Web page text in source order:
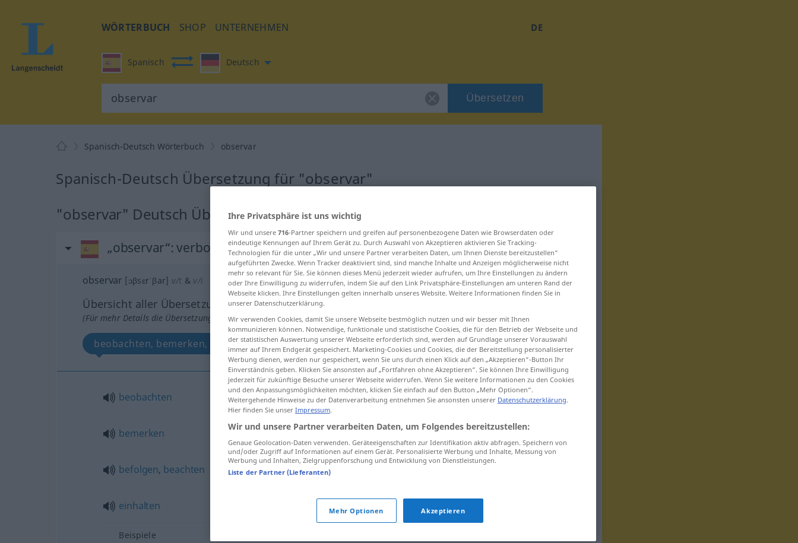
WÖRTERBUCH SHOP UNTERNEHMEN DE
Spanisch Deutsch
Übersetzen
Spanisch-Deutsch Wörterbuch observar
Spanisch-Deutsch Übersetzung für "observar"
"observar" Deutsch Übersetzung
„observar“: verbo transitivo | verbo intransitivo
observar [ɔβsɛrˈβar] v/t & v/i
Übersicht aller Übersetzungen
(Für mehr Details die Übersetzung anklicken/antippen)
beobachten, bemerken, befolgen, beachten, einhalten
beobachten observar
bemerken observar(≈ advertir)
befolgen, beachten
einhalten observar
Beispiele
Ihre Privatsphäre ist uns wichtig
Wir und unsere 716-Partner speichern und greifen auf personenbezogene Daten wie Browserdaten oder
eindeutige Kennungen auf Ihrem Gerät zu. Durch Auswahl von Akzeptieren aktivieren Sie Tracking-
Technologien für die unter „Wir und unsere Partner verarbeiten Daten, um Ihnen Dienste bereitzustellen“
aufgeführten Zwecke. Wenn Tracker deaktiviert sind, sind manche Inhalte und Anzeigen möglicherweise nicht
mehr so relevant für Sie. Sie können dieses Menü jederzeit wieder aufrufen, um Ihre Einstellungen zu ändern
oder Ihre Einwilligung zu widerrufen, indem Sie auf den Link Privatsphäre-Einstellungen am unteren Rand der
Webseite klicken. Ihre Einstellungen gelten innerhalb unseres Website. Weitere Informationen finden Sie in
unserer Datenschutzerklärung.
Wir verwenden Cookies, damit Sie unsere Webseite bestmöglich nutzen und wir besser mit Ihnen
kommunizieren können. Notwendige, funktionale und statistische Cookies, die für den Betrieb der Webseite und
der statistischen Auswertung unserer Webseite erforderlich sind, werden auf Grundlage unserer Vorauswahl
immer auf Ihrem Endgerät gespeichert. Marketing-Cookies und Cookies, die der Bereitstellung personalisierter
Werbung dienen, werden nur gespeichert, wenn Sie uns durch einen Klick auf den „Akzeptieren“-Button Ihr
Einverständnis geben. Klicken Sie ansonsten auf „Fortfahren ohne Akzeptieren“. Sie können Ihre Einwilligung
jederzeit für zukünftige Besuche unserer Webseite widerrufen. Wenn Sie weitere Informationen zu den Cookies
und den Anpassungsmöglichkeiten möchten, klicken Sie einfach auf den Button „Mehr Optionen“.
Weitergehende Hinweise zu der Datenverarbeitung entnehmen Sie ansonsten unserer Datenschutzerklärung.
Hier finden Sie unser Impressum.
Wir und unsere Partner verarbeiten Daten, um Folgendes bereitzustellen:
Genaue Geolocation-Daten verwenden. Geräteeigenschaften zur Identifikation aktiv abfragen. Speichern von
und/oder Zugriff auf Informationen auf einem Gerät. Personalisierte Werbung und Inhalte, Messung von
Werbung und Inhalten, Zielgruppenforschung und Entwicklung von Dienstleistungen.
Liste der Partner (Lieferanten)
Mehr Optionen Akzeptieren